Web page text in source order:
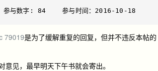
数字: 84    参与时间：2016-10-18
79019是为了缓解重复的回复，但并不违反本帖的
见，最早明天下午书就会寄出。